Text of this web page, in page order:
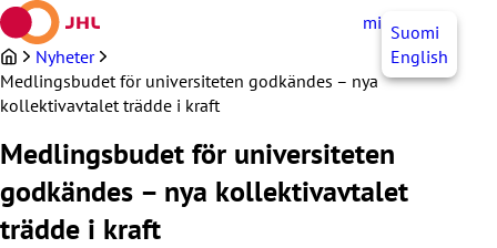
Hoppa
till
innehållet
mittJHL SV
Suomi
English
Nyheter
Medlingsbudet för universiteten godkändes – nya
kollektivavtalet trädde i kraft
Medlingsbudet för universiteten
godkändes – nya kollektivavtalet
trädde i kraft